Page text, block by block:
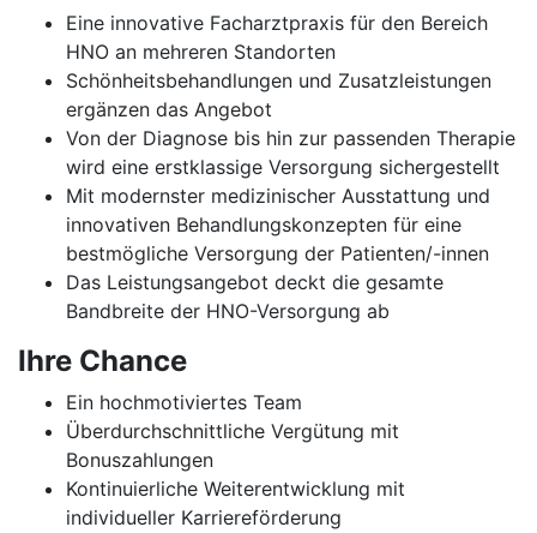
Eine innovative Facharztpraxis für den Bereich
HNO an mehreren Standorten
Schönheitsbehandlungen und Zusatzleistungen
ergänzen das Angebot
Von der Diagnose bis hin zur passenden Therapie
wird eine erstklassige Versorgung sichergestellt
Mit modernster medizinischer Ausstattung und
innovativen Behandlungskonzepten für eine
bestmögliche Versorgung der Patienten/-innen
Das Leistungsangebot deckt die gesamte
Bandbreite der HNO-Versorgung ab
Ihre Chance
Ein hochmotiviertes Team
Überdurchschnittliche Vergütung mit
Bonuszahlungen
Kontinuierliche Weiterentwicklung mit
individueller Karriereförderung